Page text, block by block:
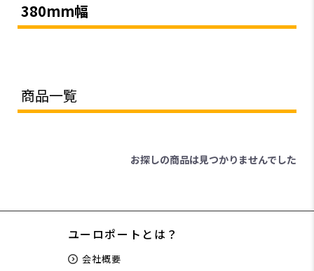
380mm幅
商品一覧
お探しの商品は見つかりませんでした
ユーロポートとは？
会社概要